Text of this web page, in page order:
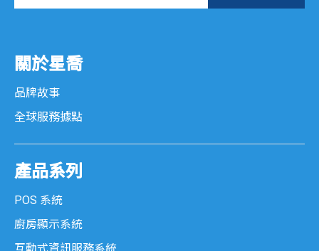
關於星喬
品牌故事
全球服務據點
產品系列
POS 系統
廚房顯示系統